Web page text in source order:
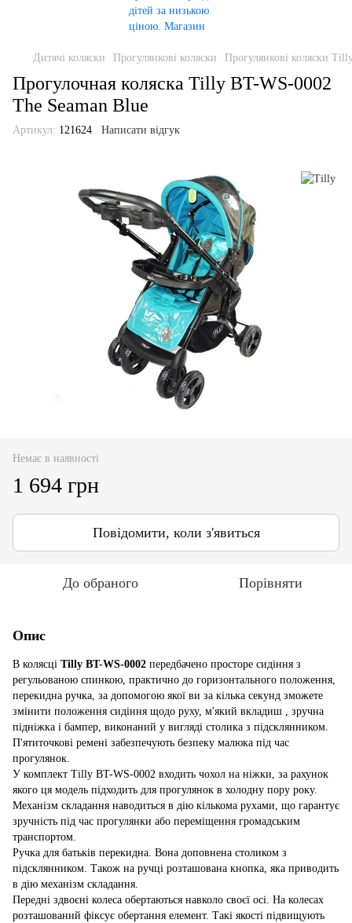
Дитячі коляски Прогулянкові коляски Прогулянкові коляски
Прогулочная коляска Tilly BT-WS-0002
The Seaman Blue
Артикул: 121624 Написати відгук
Немає в наявності
1 694 грн
Повідомити, коли з'явиться
До обраного Порівняти
Опис
В колясці Tilly BT-WS-0002 передбачено просторе сидіння з
регульованою спинкою, практично до горизонтального положення,
перекидна ручка, за допомогою якої ви за кілька секунд зможете
змінити положення сидіння щодо руху, м'який вкладиш , зручна
підніжка і бампер, виконаний у вигляді столика з підсклянником.
П'ятиточкові ремені забезпечують безпеку малюка під час
прогулянок.
У комплект Tilly BT-WS-0002 входить чохол на ніжки, за рахунок
якого ця модель підходить для прогулянок в холодну пору року.
Механізм складання наводиться в дію кількома рухами, що гарантує
зручність під час прогулянки або переміщення громадським
транспортом.
Ручка для батьків перекидна. Вона доповнена столиком з
підсклянником. Також на ручці розташована кнопка, яка приводить
в дію механізм складання.
Передні здвоєні колеса обертаються навколо своєї осі. На колесах
розташований фіксує обертання елемент. Такі якості підвищують